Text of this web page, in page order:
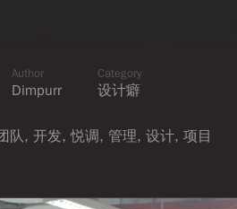
Author
Dimpurr
Category
设计癖
队, 开发,悦调, 管理, 设计, 项目